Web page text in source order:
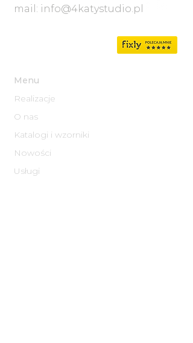
mail: info@4katystudio.pl
Menu
Realizacje
O nas
Katalogi i wzorniki
Nowości
Usługi